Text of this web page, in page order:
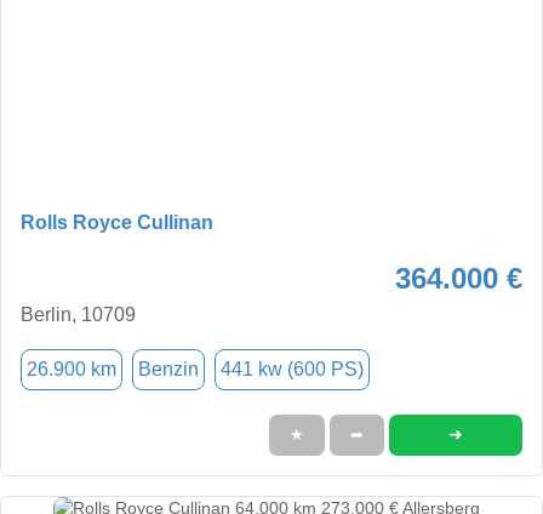
Rolls Royce Cullinan
364.000 €
Berlin, 10709
26.900 km Benzin 441 kw (600 PS)
★ ➦ ➜